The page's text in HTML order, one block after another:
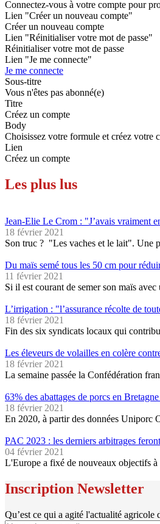
Connectez-vous à votre compte pour
Lien "Créer un nouveau compte"
Créer un nouveau compte
Lien "Réinitialiser votre mot de passe"
Réinitialiser votre mot de passe
Lien "Je me connecte"
Je me connecte
Sous-titre
Vous n'êtes pas abonné(e)
Titre
Créez un compte
Body
Choisissez votre formule et créez votre
Lien
Créez un compte
Les plus lus
Jean-Elie Le Crom : "J’avais vraiment
18 février 2021
Son truc ? "Les vaches et le lait". Une
Du maïs semé tous les 50 cm pour
11 février 2021
Si il est courant de semer son maïs
L’irrigation : "l’assurance récolte de
18 février 2021
Fin des six syndicats locaux qui
Les éleveurs de volailles en colère
18 février 2021
La semaine passée la Confédération
63% des abattages de porcs en
18 février 2021
En 2020, à partir des données Uniporc
PAC 2023 : les derniers arbitrages
04 février 2021
L'Europe a fixé de nouveaux objectifs
Inscription Newsletter
Qu’est ce qui a agité l'actualité agricole